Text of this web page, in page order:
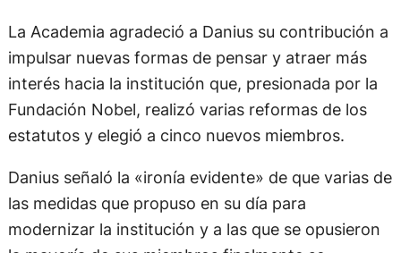
La Academia agradeció a Danius su contribución a
impulsar nuevas formas de pensar y atraer más
interés hacia la institución que, presionada por la
Fundación Nobel, realizó varias reformas de los
estatutos y elegió a cinco nuevos miembros.
Danius señaló la «ironía evidente» de que varias de
las medidas que propuso en su día para
modernizar la institución y a las que se opusieron